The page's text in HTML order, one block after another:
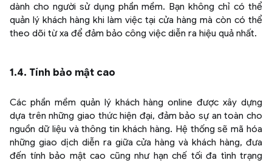
dành cho người sử dụng phần mềm. Bạn không chỉ có thể
quản lý khách hàng khi làm việc tại cửa hàng mà còn có thể
theo dõi từ xa để đảm bảo công việc diễn ra hiệu quả nhất.
1.4. Tính bảo mật cao
Các phần mềm quản lý khách hàng online được xây dựng
dựa trên những giao thức hiện đại, đảm bảo sự an toàn cho
nguồn dữ liệu và thông tin khách hàng. Hệ thống sẽ mã hóa
những giao dịch diễn ra giữa cửa hàng và khách hàng, đưa
đến tính bảo mật cao cũng như hạn chế tối đa tình trạng